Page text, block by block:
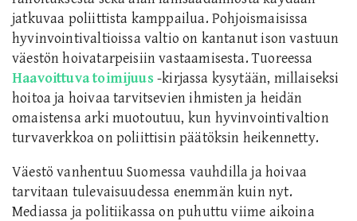
jatkuvaa poliittista kamppailua. Pohjoismaisissa
hyvinvointivaltioissa valtio on kantanut ison vastuun
väestön hoivatarpeisiin vastaamisesta. Tuoreessa
Haavoittuva toimijuus-kirjassa kysytään, millaiseksi
hoitoa ja hoivaa tarvitsevien ihmisten ja heidän
omaistensa arki muotoutuu, kun hyvinvointivaltion
turvaverkkoa on poliittisin päätöksin heikennetty.
Väestö vanhentuu Suomessa vauhdilla ja hoivaa
tarvitaan tulevaisuudessa enemmän kuin nyt.
Mediassa ja politiikassa on puhuttu viime aikoina